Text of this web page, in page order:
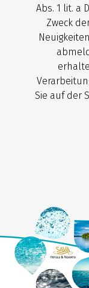
Abs. 1 lit. a
Zweck
Sie auf der